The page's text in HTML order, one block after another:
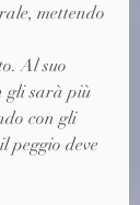
mettendo
Al suo
gli sarà più
con gli
peggio deve